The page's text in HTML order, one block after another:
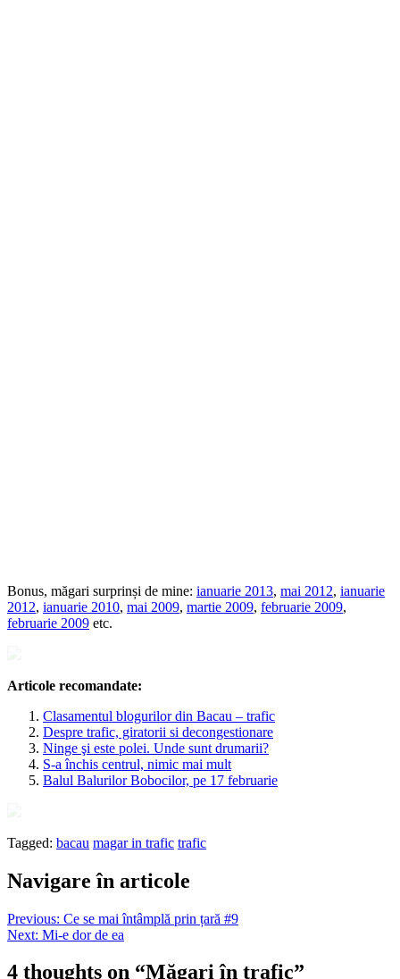
Bonus, măgari surprinși de mine: ianuarie 2013, mai 2012, ianuarie
2012, ianuarie 2010, mai 2009, martie 2009, februarie 2009,
februarie 2009 etc.
Articole recomandate:
Clasamentul blogurilor din Bacau – trafic
Despre trafic, giratorii si decongestionare
Ninge şi este polei. Unde sunt drumarii?
S-a închis centrul, nimic mai mult
Balul Balurilor Bobocilor, pe 17 februarie
Tagged: bacau magar in trafic trafic
Navigare în articole
Previous: Ce se mai întâmplă prin țară #9
Next: Mi-e dor de ea
4 thoughts on “Măgari în trafic”